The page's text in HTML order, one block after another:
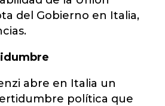
del Gobierno en Italia,
abre en Italia un
política que